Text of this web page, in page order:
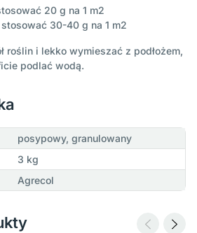
20 g na 1 m2
stosować 30-40 g na 1 m2
roślin i lekko wymieszać z podłożem,
podlać wodą.
posypowy, granulowany
3 kg
Agrecol